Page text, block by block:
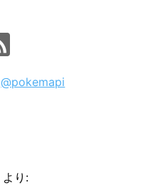
@pokemapi
より: